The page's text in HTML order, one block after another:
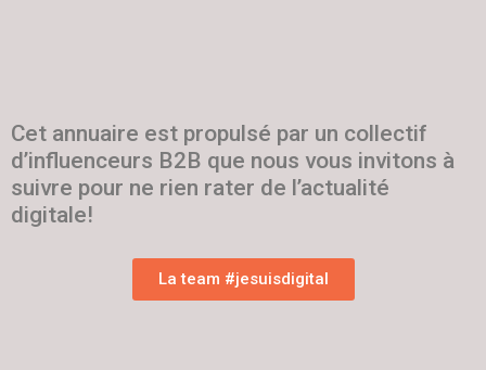
Cet annuaire est propulsé par un collectif
d’influenceurs B2B que nous vous invitons à
suivre pour ne rien rater de l’actualité
digitale!
La team #jesuisdigital